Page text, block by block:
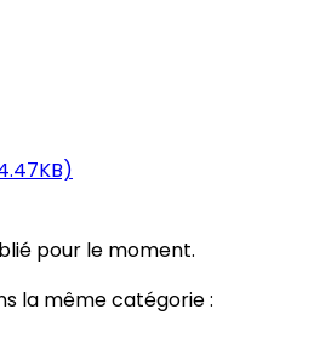
pour le moment.
la même catégorie :